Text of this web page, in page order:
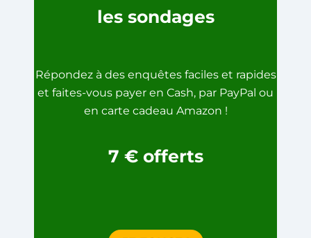
les sondages
Répondez à des enquêtes faciles et rapides
et faites-vous payer en Cash, par PayPal ou
en carte cadeau Amazon !
7 € offerts